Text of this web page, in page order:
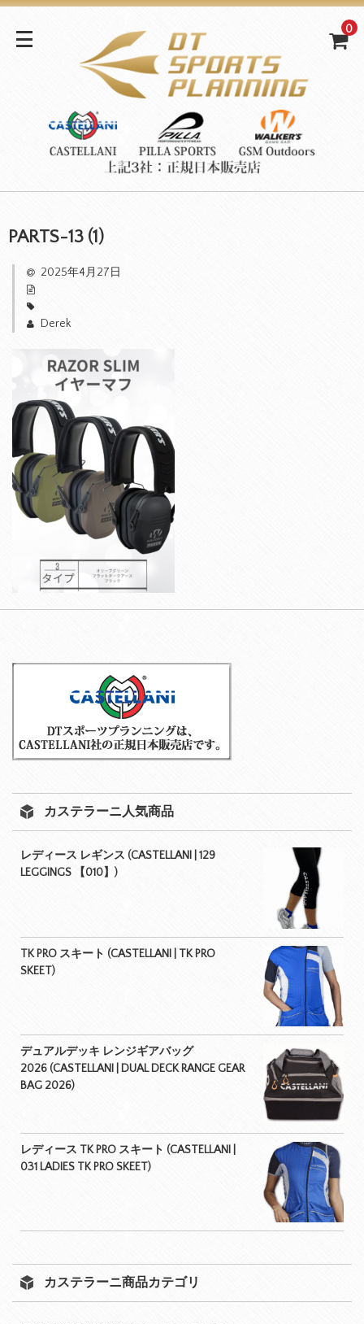
0
PARTS-13 (1)
2025年4月27日
Derek
カステラーニ人気商品
レディース レギンス (CASTELLANI | 129
LEGGINGS 【010】)
TK PRO スキート (CASTELLANI | TK PRO
SKEET)
デュアルデッキ レンジギアバッグ
2026 (CASTELLANI | DUAL DECK RANGE GEAR
BAG 2026)
レディース TK PRO スキート (CASTELLANI |
031 LADIES TK PRO SKEET)
カステラーニ商品カテゴリ